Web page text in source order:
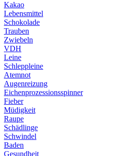
Kakao
Lebensmittel
Schokolade
Trauben
Zwiebeln
VDH
Leine
Schleppleine
Atemnot
Augenreizung
Eichenprozessionsspinner
Fieber
Müdigkeit
Raupe
Schädlinge
Schwindel
Baden
Gesundheit